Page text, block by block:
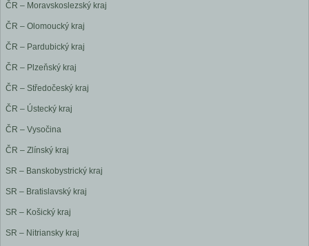
ČR – Moravskoslezský kraj
ČR – Olomoucký kraj
ČR – Pardubický kraj
ČR – Plzeňský kraj
ČR – Středočeský kraj
ČR – Ústecký kraj
ČR – Vysočina
ČR – Zlínský kraj
SR – Banskobystrický kraj
SR – Bratislavský kraj
SR – Košický kraj
SR – Nitriansky kraj